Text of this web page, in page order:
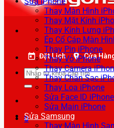
Đặt Lịch Cửa
Tìm
kiếm:
0
Thay Màn Hình
Thay Mặt Kính
Thay Kính Lưng
Ép Cổ Cáp Màn
Thay Pin iPhone
Thay Vỏ iPhone
Thay Camera
Thay Chân Sạc
Thay Loa iPhone
Sửa Face ID iPhone
Sửa Main iPhone
Sửa Samsung
Thay Màn Hình